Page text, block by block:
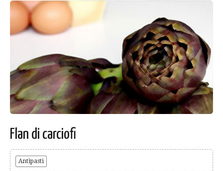
Flan di carciofi
Antipasti